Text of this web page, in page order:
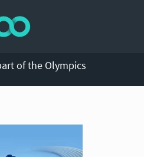
of the Olympics